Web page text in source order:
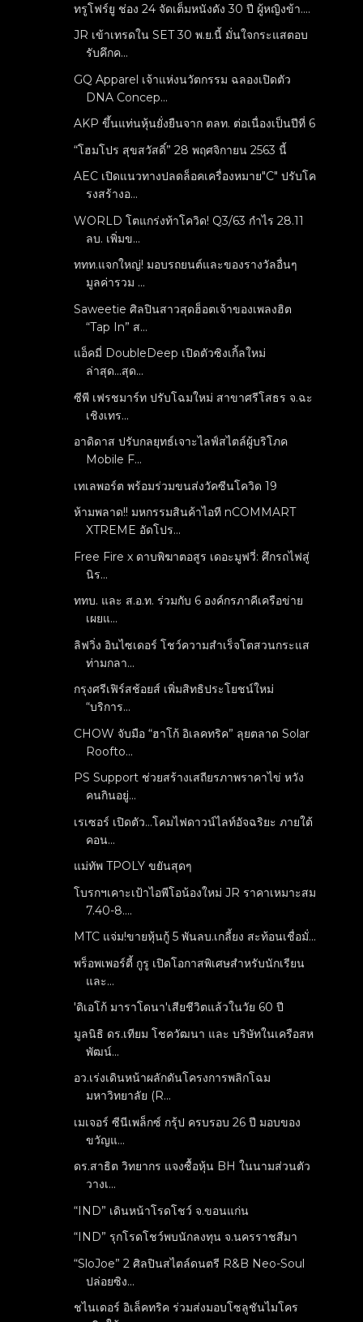
ทรูโฟร์ยู ช่อง 24 จัดเต็มหนังดัง 30 ปี ผู้หญิงข้า....
JR เข้าเทรดใน SET 30 พ.ย.นี้ มั่นใจกระแสตอบ
รับคึกค...
GQ Apparel เจ้าแห่งนวัตกรรม ฉลองเปิดตัว
DNA Concep...
AKP ขึ้นแท่นหุ้นยั่งยืนจาก ตลท. ต่อเนื่องเป็นปีที่ 6
“โฮมโปร สุขสวัสดิ์” 28 พฤศจิกายน 2563 นี้
AEC เปิดแนวทางปลดล็อคเครื่องหมาย"C" ปรับโค
รงสร้างอ...
WORLD โตแกร่งท้าโควิด! Q3/63 กำไร 28.11
ลบ. เพิ่มข...
ททท.แจกใหญ่! มอบรถยนต์และของรางวัลอื่นๆ
มูลค่ารวม ...
Saweetie ศิลปินสาวสุดฮ็อตเจ้าของเพลงฮิต
“Tap In” ส...
แอ็คมี่ DoubleDeep เปิดตัวซิงเกิ้ลใหม่
ล่าสุด...สุด...
ซีพี เฟรชมาร์ท ปรับโฉมใหม่ สาขาศรีโสธร จ.ฉะ
เชิงเทร...
อาดิดาส ปรับกลยุทธ์เจาะไลฟ์สไตล์ผู้บริโภค
Mobile F...
เทเลพอร์ต พร้อมร่วมขนส่งวัคซีนโควิด 19
ห้ามพลาด!! มหกรรมสินค้าไอที nCOMMART
XTREME อัดโปร...
Free Fire x ดาบพิฆาตอสูร เดอะมูฟวี่: ศึกรถไฟสู่
นิร...
ททบ. และ ส.อ.ท. ร่วมกับ 6 องค์กรภาคีเครือข่าย
เผยแ...
ลิฟวิ่ง อินไซเดอร์ โชว์ความสำเร็จโตสวนกระแส
ท่ามกลา...
กรุงศรีเฟิร์สช้อยส์ เพิ่มสิทธิประโยชน์ใหม่
“บริการ...
CHOW จับมือ “ฮาโก้ อิเลคทริค” ลุยตลาด Solar
Roofto...
PS Support ช่วยสร้างเสถียรภาพราคาไข่ หวัง
คนกินอยู่...
เรเซอร์ เปิดตัว...โคมไฟดาวน์ไลท์อัจฉริยะ ภายใต้
คอน...
แม่ทัพ TPOLY ขยันสุดๆ
โบรกฯเคาะเป้าไอพีโอน้องใหม่ JR ราคาเหมาะสม
7.40-8....
MTC แจ่ม!ขายหุ้นกู้ 5 พันลบ.เกลี้ยง สะท้อนเชื่อมั่...
พร็อพเพอร์ตี้ กูรู เปิดโอกาสพิเศษสำหรับนักเรียน
และ...
'ดิเอโก้ มาราโดนา'เสียชีวิตแล้วในวัย 60 ปี
มูลนิธิ ดร.เทียม โชควัฒนา และ บริษัทในเครือสห
พัฒน์...
อว.เร่งเดินหน้าผลักดันโครงการพลิกโฉม
มหาวิทยาลัย (R...
เมเจอร์ ซีนีเพล็กซ์ กรุ้ป ครบรอบ 26 ปี มอบของ
ขวัญแ...
ดร.สาธิต วิทยากร แจงซื้อหุ้น BH ในนามส่วนตัว
วางเ...
“IND” เดินหน้าโรดโชว์ จ.ขอนแก่น
“IND” รุกโรดโชว์พบนักลงทุน จ.นครราชสีมา
“SloJoe” 2 ศิลปินสไตล์ดนตรี R&B Neo-Soul
ปล่อยซิง...
ชไนเดอร์ อิเล็คทริค ร่วมส่งมอบโซลูชันไมโคร